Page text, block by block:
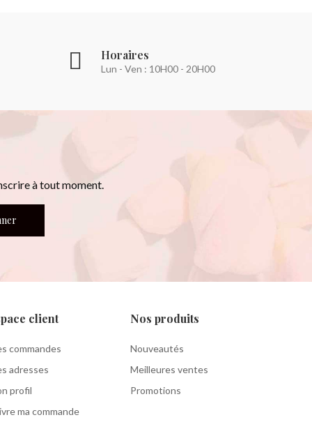
Horaires
Lun - Ven : 10H00 - 20H00
à tout moment.
client
commandes
adresses
profil
ma commande
Nos produits
Nouveautés
Meilleures ventes
Promotions